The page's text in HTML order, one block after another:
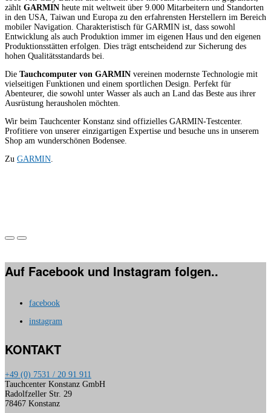
zählt GARMIN heute mit weltweit über 9.000 Mitarbeitern und Standorten
in den USA, Taiwan und Europa zu den erfahrensten Herstellern im Bereich
mobiler Navigation. Charakteristisch für GARMIN ist, dass sowohl
Entwicklung als auch Produktion immer im eigenen Haus und den eigenen
Produktionsstätten erfolgen. Dies trägt entscheidend zur Sicherung des
hohen Qualitätsstandards bei.
Die Tauchcomputer von GARMIN vereinen modernste Technologie mit
vielseitigen Funktionen und einem sportlichen Design. Perfekt für
Abenteurer, die sowohl unter Wasser als auch an Land das Beste aus ihrer
Ausrüstung herausholen möchten.
Wir beim Tauchcenter Konstanz sind offizielles GARMIN-Testcenter.
Profitiere von unserer einzigartigen Expertise und besuche uns in unserem
Shop am wunderschönen Bodensee.
Zu GARMIN
Auf Facebook und Instagram folgen..
facebook
instagram
KONTAKT
+49 (0) 7531 / 20 91 911
Tauchcenter Konstanz GmbH
Radolfzeller Str. 29
78467 Konstanz